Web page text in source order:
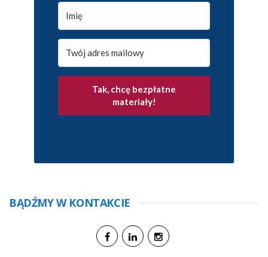
Tak, chcę bezpłatne
materiały!
BĄDŹMY W KONTAKCIE